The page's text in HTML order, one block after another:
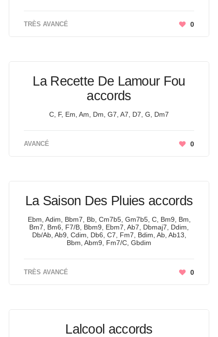
TRÈS AVANCÉ 0
La Recette De Lamour Fou
accords
C, F, Em, Am, Dm, G7, A7, D7, G, Dm7
AVANCÉ 0
La Saison Des Pluies accords
Ebm, Adim, Bbm7, Bb, Cm7b5, Gm7b5, C, Bm9, Bm,
Bm7, Bm6, F7/B, Bbm9, Ebm7, Ab7, Dbmaj7, Ddim,
Db/Ab, Ab9, Cdim, Db6, C7, Fm7, Bdim, Ab, Ab13,
Bbm, Abm9, Fm7/C, Gbdim
TRÈS AVANCÉ 0
Lalcool accords